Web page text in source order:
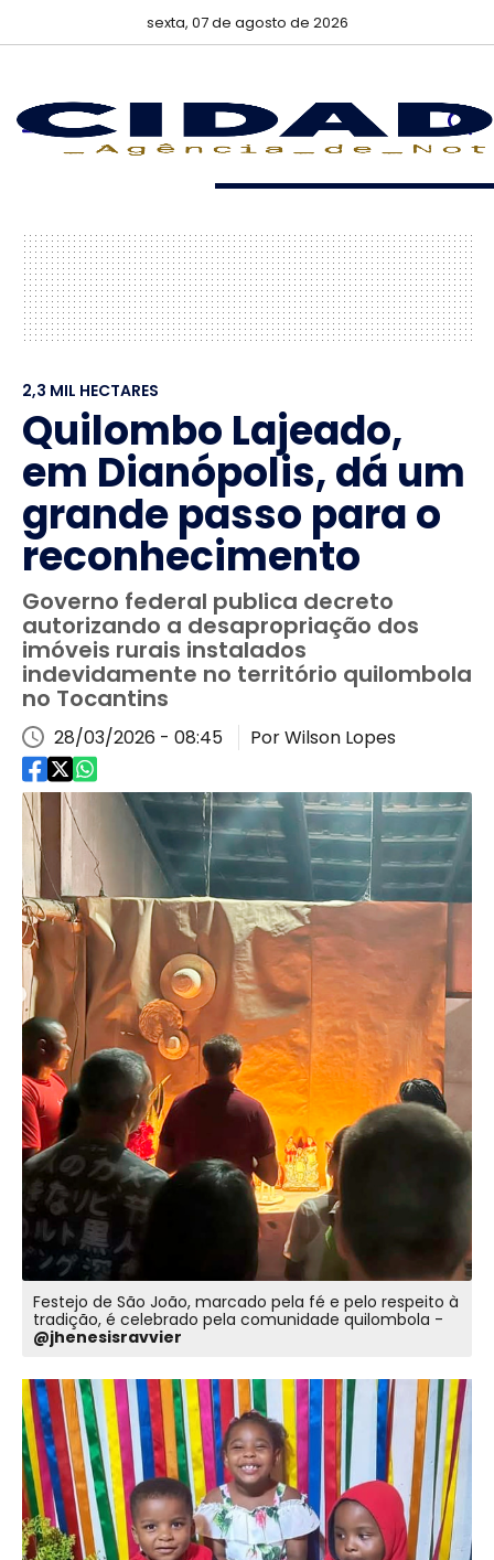
sexta, 07 de agosto de 2026
2,3 MIL HECTARES
Quilombo Lajeado,
em Dianópolis, dá um
grande passo para o
reconhecimento
Governo federal publica decreto
autorizando a desapropriação dos
imóveis rurais instalados
indevidamente no território quilombola
no Tocantins
28/03/2026 - 08:45 Por Wilson Lopes
Festejo de São João, marcado pela fé e pelo respeito à
tradição, é celebrado pela comunidade quilombola -
@jhenesisravvier